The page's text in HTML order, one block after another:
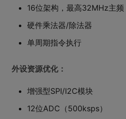
16位架构，最高32MHz主频
硬件乘法器/除法器
单周期指令执行
外设资源优化：
增强型SPI/I2C模块
12位ADC（500ksps）